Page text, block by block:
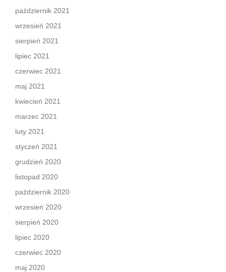
październik 2021
wrzesień 2021
sierpień 2021
lipiec 2021
czerwiec 2021
maj 2021
kwiecień 2021
marzec 2021
luty 2021
styczeń 2021
grudzień 2020
listopad 2020
październik 2020
wrzesień 2020
sierpień 2020
lipiec 2020
czerwiec 2020
maj 2020